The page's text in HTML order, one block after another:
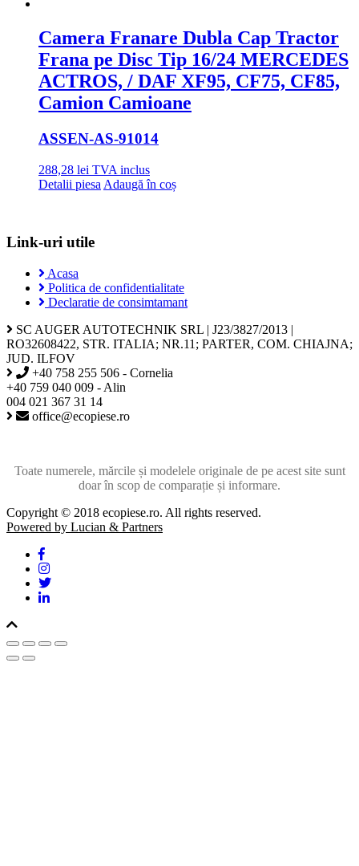
Camera Franare Dubla Cap Tractor
Frana pe Disc Tip 16/24 MERCEDES
ACTROS, / DAF XF95, CF75, CF85,
Camion Camioane
ASSEN-AS-91014
288,28 lei TVA inclus
Detalii piesa Adaugă în coș
Link-uri utile
Acasa
Politica de confidentialitate
Declaratie de consimtamant
SC AUGER AUTOTECHNIK SRL | J23/3827/2013 |
RO32608422, STR. ITALIA; NR.11; PARTER, COM. CHIAJNA;
JUD. ILFOV
+40 758 255 506 - Cornelia
+40 759 040 009 - Alin
004 021 367 31 14
office@ecopiese.ro
Toate numerele, mărcile și modelele originale de pe acest site sunt
doar în scop de comparație și informare.
Copyright © 2018 ecopiese.ro. All rights reserved.
Powered by Lucian & Partners